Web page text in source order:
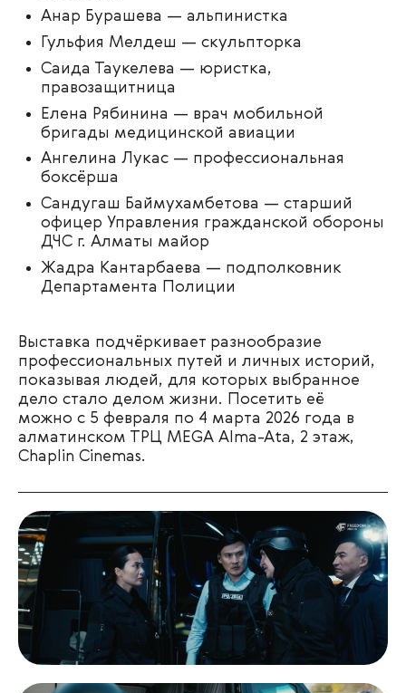
Анар Бурашева — альпинистка
Гульфия Мелдеш — скульпторка
Саида Таукелева — юристка,
правозащитница
Елена Рябинина — врач мобильной
бригады медицинской авиации
Ангелина Лукас — профессиональная
боксёрша
Сандугаш Баймухамбетова — старший
офицер Управления гражданской обороны
ДЧС г. Алматы майор
Жадра Кантарбаева — подполковник
Департамента Полиции
Выставка подчёркивает разнообразие
профессиональных путей и личных историй,
показывая людей, для которых выбранное
дело стало делом жизни. Посетить её
можно с 5 февраля по 4 марта 2026 года в
алматинском ТРЦ MEGA Alma-Ata, 2 этаж,
Chaplin Cinemas.